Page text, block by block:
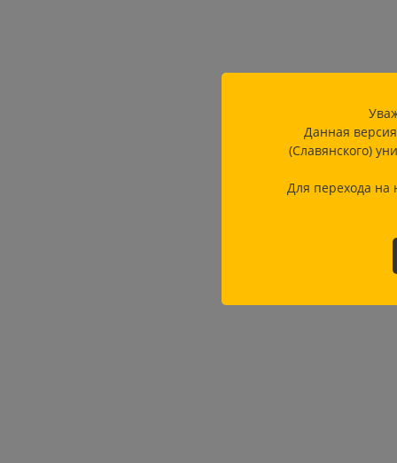
Данная
(Славянского)
Для перехода на